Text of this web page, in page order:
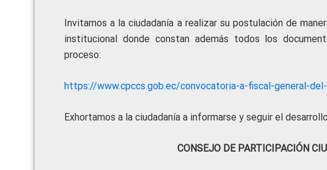
Invitamos a la ciudadanía a realizar su postulación de
institucional donde constan además todos los
proceso:
https://www.cpccs.gob.ec/convocatoria-a-fiscal-general-
Exhortamos a la ciudadanía a informarse y seguir el
CONSEJO DE PARTICIPACIÓN